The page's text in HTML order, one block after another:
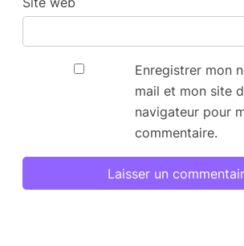
Enregistrer mon
mail et mon site
navigateur pour
commentaire.